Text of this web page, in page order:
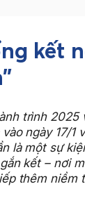
kết
trình 2025
ngày 17/1
là một sự
kết – nơi
thêm niềm